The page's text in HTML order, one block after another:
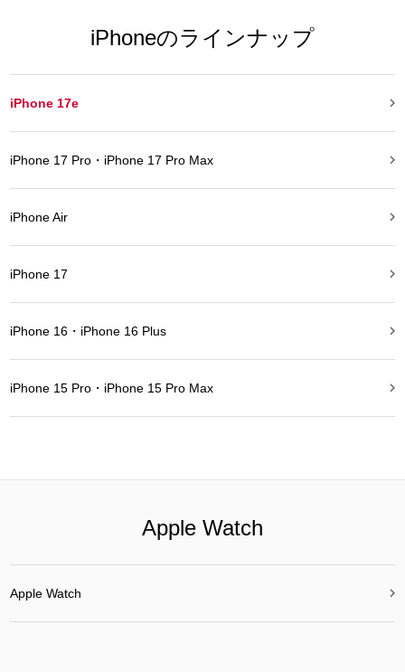
iPhoneのラインナップ
iPhone 17e 
iPhone 17 Pro・iPhone 17 Pro Max 
iPhone Air 
iPhone 17 
iPhone 16・iPhone 16 Plus 
iPhone 15 Pro・iPhone 15 Pro Max 
Apple Watch
Apple Watch 